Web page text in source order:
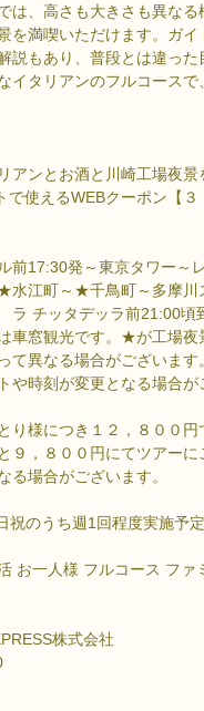
は、高さも大きさも異なる
を満喫いただけます。ガ
説もあり、普段とは違っ
イタリアンのフルコース
アンとお酒と川崎工場夜景
使えるWEBクーポン【３
17:30発～東京タワー～
江町～★千鳥町～多摩川
チッタデッラ前21:00頃
車窓観光です。★が工場夜
異なる場合がございます。
時刻が変更となる場合が
り様につき１２，８００円
９，８００円にてツアーに
場合がございます。
祝のうち週1回程度実施予定
お一人様 フルコース ファ
株式会社